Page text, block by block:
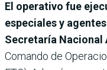
El operativo fue
especiales y
Secretaría Nacional
Comando de